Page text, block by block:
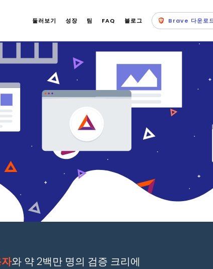
둘러보기 성장 팀 FAQ 블로그 Brave 다운로
와 약 2백만 명의 검증 크리에